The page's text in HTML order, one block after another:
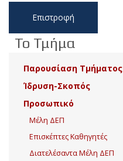
Επιστροφή
Το Τμήμα
Παρουσίαση Τμήματος
Ίδρυση-Σκοπός
Προσωπικό
Μέλη ΔΕΠ
Επισκέπτες Καθηγητές
Διατελέσαντα Μέλη ΔΕΠ